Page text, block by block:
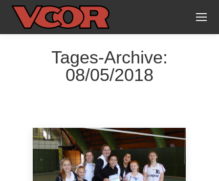
Tages-Archive:
08/05/2018